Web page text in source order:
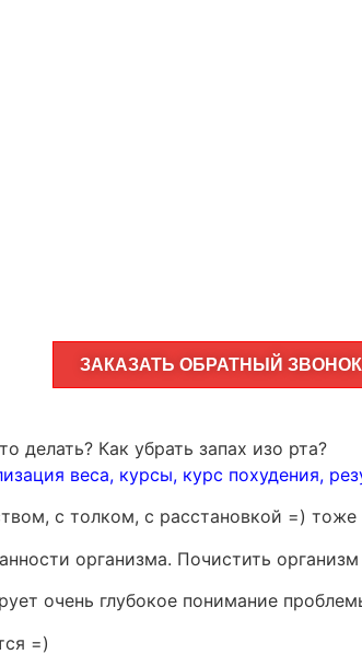
ЗАКАЗАТЬ ОБРАТНЫЙ ЗВОНОК
делать? Как убрать запах изо рта?
веса, курсы, курс похудения,
с толком, с расстановкой =) тоже
организма. Почистить
очень глубокое понимание
=)